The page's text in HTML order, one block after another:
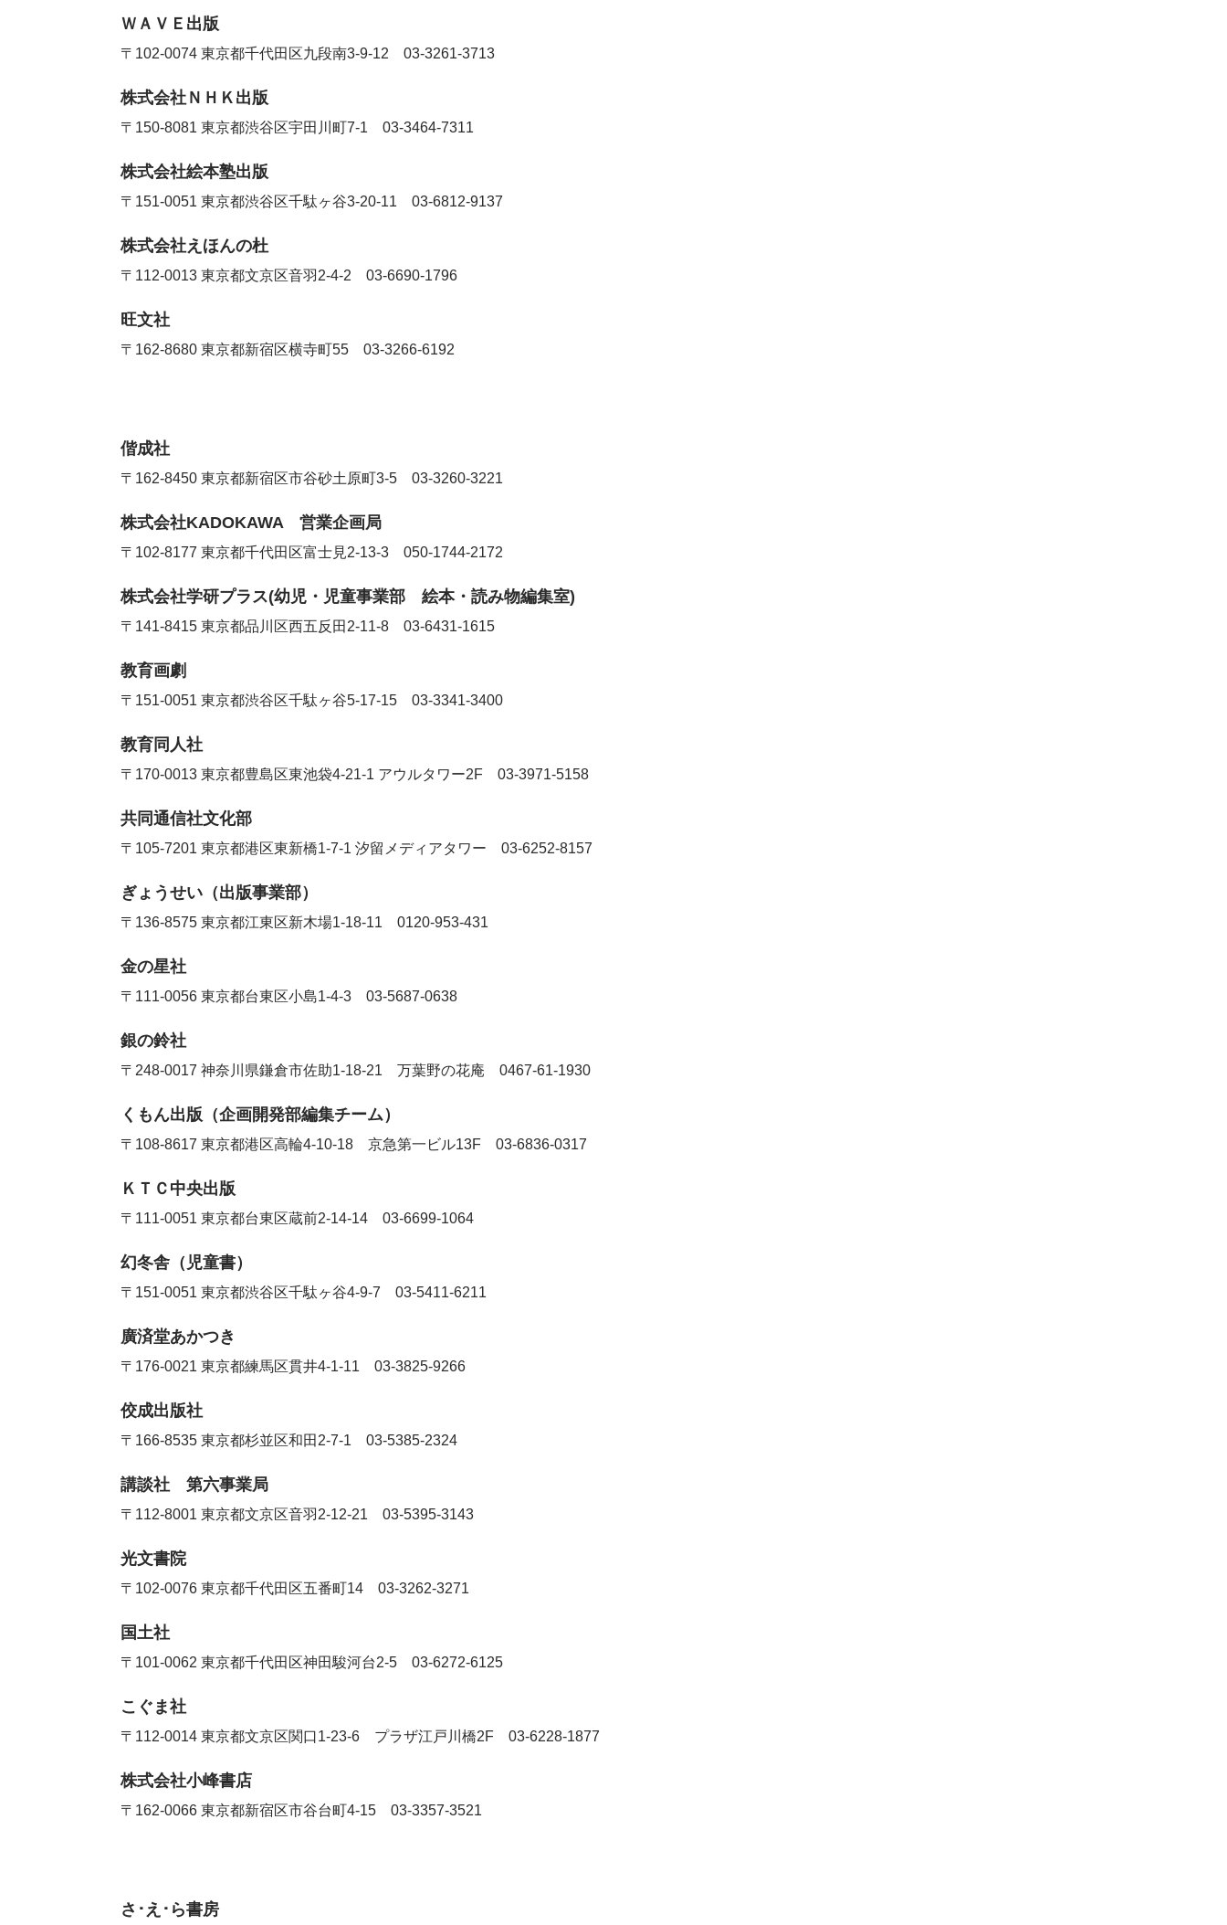
ＷＡＶＥ出版
〒102-0074 東京都千代田区九段南3-9-12 03-3261-3713
株式会社ＮＨＫ出版
〒150-8081 東京都渋谷区宇田川町7-1 03-3464-7311
株式会社絵本塾出版
〒151-0051 東京都渋谷区千駄ヶ谷3-20-11 03-6812-9137
株式会社えほんの杜
〒112-0013 東京都文京区音羽2-4-2 03-6690-1796
旺文社
〒162-8680 東京都新宿区横寺町55 03-3266-6192
偕成社
〒162-8450 東京都新宿区市谷砂土原町3-5 03-3260-3221
株式会社KADOKAWA 営業企画局
〒102-8177 東京都千代田区富士見2-13-3 050-1744-2172
株式会社学研プラス(幼児・児童事業部 絵本・読み物編集室)
〒141-8415 東京都品川区西五反田2-11-8 03-6431-1615
教育画劇
〒151-0051 東京都渋谷区千駄ヶ谷5-17-15 03-3341-3400
教育同人社
〒170-0013 東京都豊島区東池袋4-21-1 アウルタワー2F 03-3971-5158
共同通信社文化部
〒105-7201 東京都港区東新橋1-7-1 汐留メディアタワー 03-6252-8157
ぎょうせい（出版事業部）
〒136-8575 東京都江東区新木場1-18-11 0120-953-431
金の星社
〒111-0056 東京都台東区小島1-4-3 03-5687-0638
銀の鈴社
〒248-0017 神奈川県鎌倉市佐助1-18-21 万葉野の花庵 0467-61-1930
くもん出版（企画開発部編集チーム）
〒108-8617 東京都港区高輪4-10-18 京急第一ビル13F 03-6836-0317
ＫＴＣ中央出版
〒111-0051 東京都台東区蔵前2-14-14 03-6699-1064
幻冬舎（児童書）
〒151-0051 東京都渋谷区千駄ヶ谷4-9-7 03-5411-6211
廣済堂あかつき
〒176-0021 東京都練馬区貫井4-1-11 03-3825-9266
佼成出版社
〒166-8535 東京都杉並区和田2-7-1 03-5385-2324
講談社 第六事業局
〒112-8001 東京都文京区音羽2-12-21 03-5395-3143
光文書院
〒102-0076 東京都千代田区五番町14 03-3262-3271
国土社
〒101-0062 東京都千代田区神田駿河台2-5 03-6272-6125
こぐま社
〒112-0014 東京都文京区関口1-23-6 プラザ江戸川橋2F 03-6228-1877
株式会社小峰書店
〒 162-0066 東京都新宿区市谷台町4-15 03-3357-3521
さ･え･ら書房